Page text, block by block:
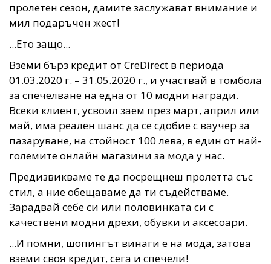
пролетен сезон, дамите заслужават внимание и
мил подаръчен жест!
...Ето защо...
Вземи бърз кредит от CreDirect в периода
01.03.2020 г. – 31.05.2020 г., и участвай в томбола
за спечелване на една от 10 модни награди.
Всеки клиент, усвоил заем през март, април или
май, има реален шанс да се сдобие с ваучер за
пазаруване, на стойност 100 лева, в един от най-
големите онлайн магазини за мода у нас.
Предизвикваме те да посрещнеш пролетта със
стил, а ние обещаваме да ти съдействаме.
Зарадвай себе си или половинката си с
качествени модни дрехи, обувки и аксесоари.
...И помни, шопингът винаги е на мода, затова
вземи своя кредит, сега и спечели!